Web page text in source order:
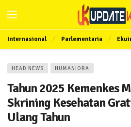
Internasional Parlementaria
HEAD NEWS HUMANIORA
Tahun 2025 Kemenkes
Skrining Kesehatan
Ulang Tahun